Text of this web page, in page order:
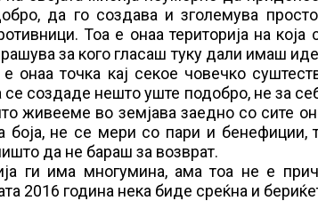
да го создава и зголемува
Тоа е онаа територија на која
за кого гласаш туку дали имаш
точка кај секое човечко
создаде нешто уште подобро, не за
живееме во земјава заедно со сите
не се мери со пари и бенефиции,
да не бараш за возврат.
ги има многумина, ама тоа не е
2016 година нека биде среќна и